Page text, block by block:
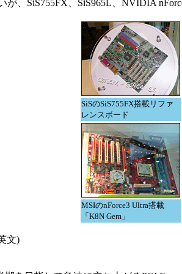
、SiS755FX、SiS965L、NVIDIA
SiSのSiS755FX搭載リファ
レンスボード
MSIのnForce3 Ultra搭載
「K8N Gem」
文)